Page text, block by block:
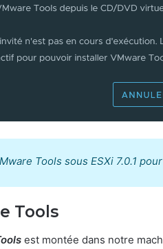
Tools sous ESXi 7.0.1
Tools
est montée dans notre